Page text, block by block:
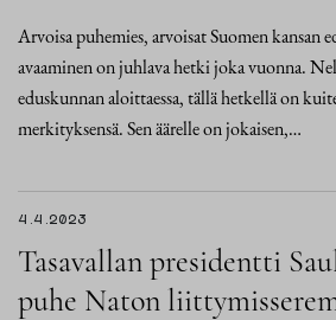
Arvoisa puhemies, arvoisat Suomen kansan
avaaminen on juhlava hetki joka vuonna.
eduskunnan aloittaessa, tällä hetkellä on
merkityksensä. Sen äärelle on jokaisen,…
4.4.2023
Tasavallan presidentti
puhe Naton